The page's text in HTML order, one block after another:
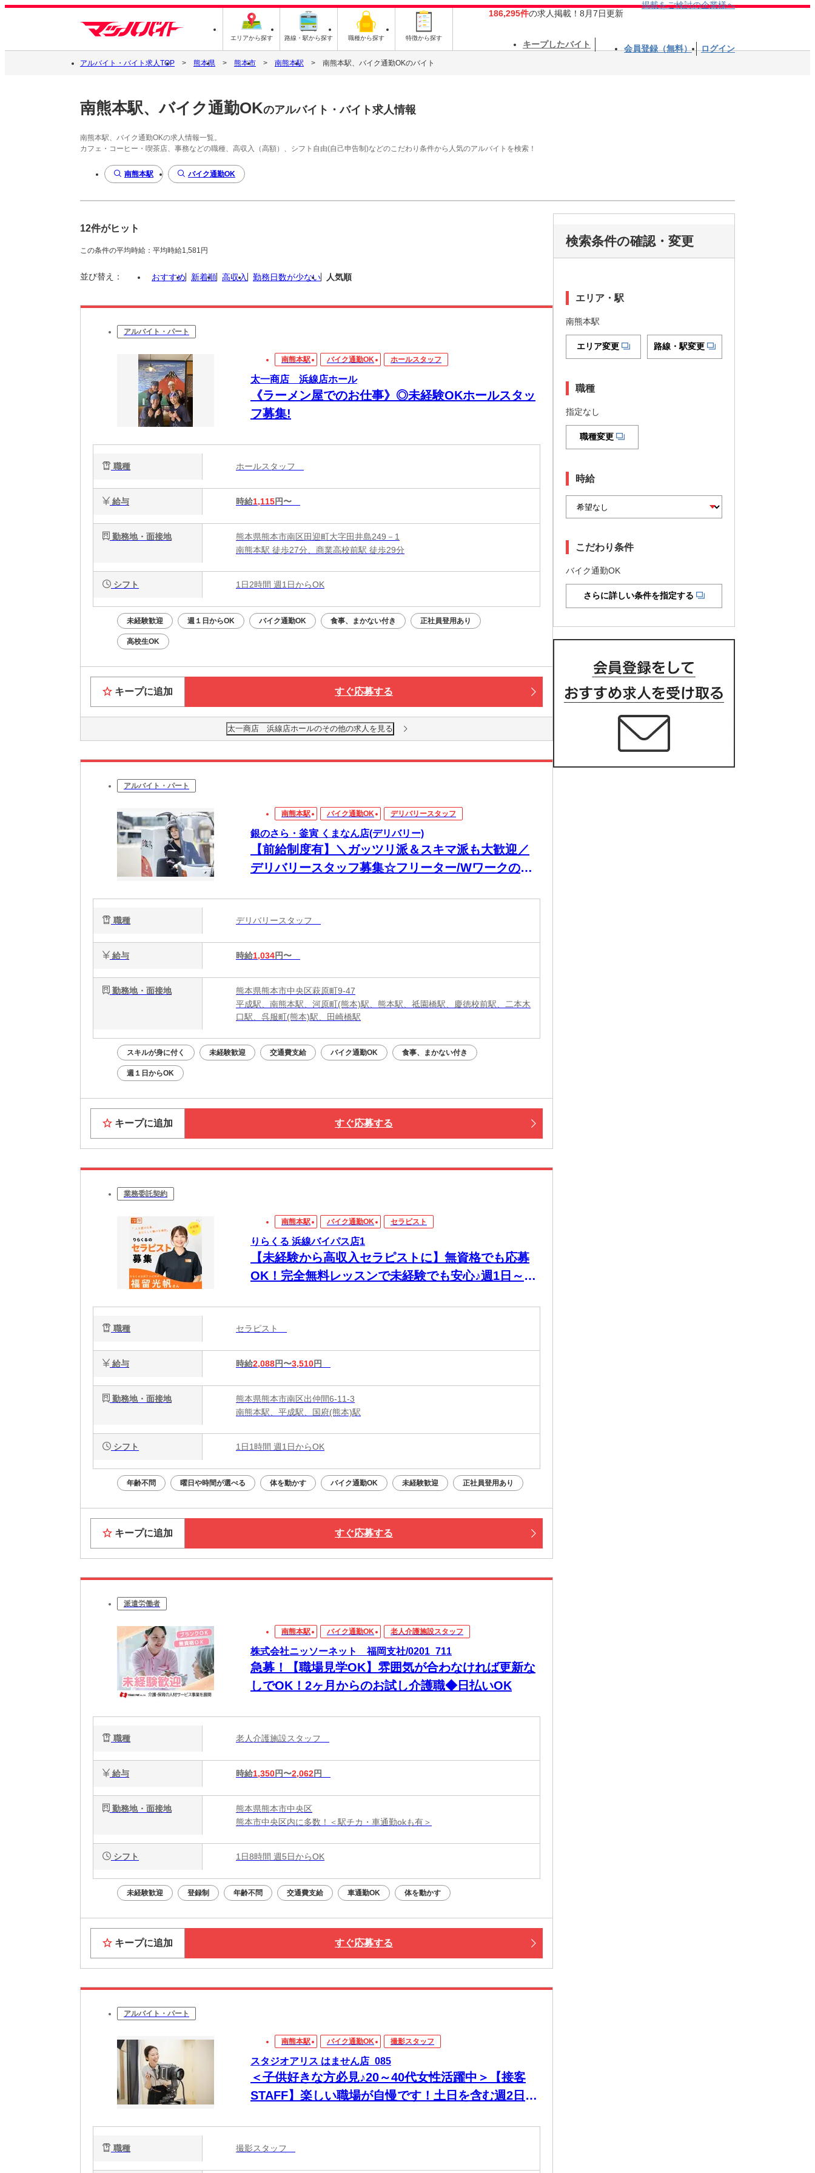
エリアから探す 路線・駅から探す 職種から探す 特徴から探す
186,295件の求人掲載！8月7日更新
掲載をご検討の企業様へ
キープしたバイト 会員登録（無料） ログイン
アルバイト・バイト求人TOP 熊本県 熊本市 南熊本駅 南熊本駅、バイク通勤OKのバイト
南熊本駅、バイク通勤OKのアルバイト・バイト求人情報
南熊本駅、バイク通勤OKの求人情報一覧。
カフェ・コーヒー・喫茶店、事務などの職種、高収入（高額）、シフト自由(自己申告制)などのこだわり条件から人気のアルバイトを検索！
南熊本駅 バイク通勤OK
12件がヒット
この条件の平均時給：平均時給1,581円
並び替え： おすすめ 新着順 高収入 勤務日数が少ない 人気順
アルバイト・パート
南熊本駅 バイク通勤OK ホールスタッフ
太一商店 浜線店ホール
《ラーメン屋でのお仕事》◎未経験OKホールスタッ
フ募集!
職種 ホールスタッフ
給与 時給1,115円〜
勤務地・面接地
熊本県熊本市南区田迎町大字田井島249－1
南熊本駅 徒歩27分、商業高校前駅 徒歩29分
シフト 1日2時間 週1日からOK
未経験歓迎 週１日からOK バイク通勤OK 食事、まかない付き 正社員登用あり
高校生OK
キープに追加 すぐ応募する
太一商店 浜線店ホールのその他の求人を見る
アルバイト・パート
南熊本駅 バイク通勤OK デリバリースタッフ
銀のさら・釜寅 くまなん店(デリバリー)
【前給制度有】＼ガッツリ派＆スキマ派も大歓迎／
デリバリースタッフ募集☆フリーター/Wワークの方
職種 デリバリースタッフ
給与 時給1,034円〜
勤務地・面接地
熊本県熊本市中央区萩原町9-47
平成駅、南熊本駅、河原町(熊本)駅、熊本駅、祗園橋駅、慶徳校前駅、二本木
口駅、呉服町(熊本)駅、田崎橋駅
スキルが身に付く 未経験歓迎 交通費支給 バイク通勤OK 食事、まかない付き
週１日からOK
キープに追加 すぐ応募する
業務委託契約
南熊本駅 バイク通勤OK セラピスト
りらくる 浜線バイパス店1
【未経験から高収入セラピストに】無資格でも応募
OK！完全無料レッスンで未経験でも安心♪週1日～1
職種 セラピスト
給与 時給2,088円〜3,510円
勤務地・面接地
熊本県熊本市南区出仲間6-11-3
南熊本駅、平成駅、国府(熊本)駅
シフト 1日1時間 週1日からOK
年齢不問 曜日や時間が選べる 体を動かす バイク通勤OK 未経験歓迎 正社員登用あり
キープに追加 すぐ応募する
派遣労働者
南熊本駅 バイク通勤OK 老人介護施設スタッフ
株式会社ニッソーネット 福岡支社/0201_711
急募！【職場見学OK】雰囲気が合わなければ更新な
しでOK！2ヶ月からのお試し介護職◆日払いOK
職種 老人介護施設スタッフ
給与 時給1,350円〜2,062円
勤務地・面接地
熊本県熊本市中央区
熊本市中央区内に多数！＜駅チカ・車通勤okも有＞
シフト 1日8時間 週5日からOK
未経験歓迎 登録制 年齢不問 交通費支給 車通勤OK 体を動かす
キープに追加 すぐ応募する
アルバイト・パート
南熊本駅 バイク通勤OK 撮影スタッフ
スタジオアリス はません店_085
＜子供好きな方必見♪20～40代女性活躍中＞【接客
STAFF】楽しい職場が自慢です！土日を含む週2日～
職種 撮影スタッフ
検索条件の確認・変更
エリア・駅
南熊本駅
エリア変更 路線・駅変更
職種
指定なし
職種変更
時給
こだわり条件
バイク通勤OK
さらに詳しい条件を指定する